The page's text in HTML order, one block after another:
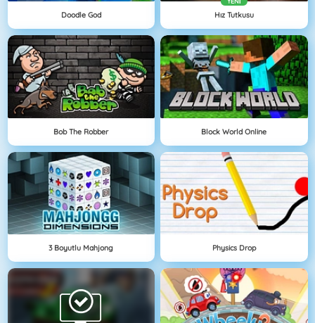
Doodle God Hız Tutkusu
Bob The Robber Block World Online
3 Boyutlu Mahjong Physics Drop